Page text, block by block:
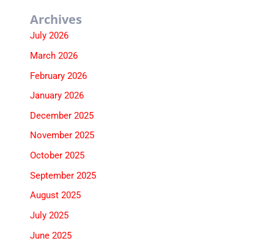
Archives
July 2026
March 2026
February 2026
January 2026
December 2025
November 2025
October 2025
September 2025
August 2025
July 2025
June 2025